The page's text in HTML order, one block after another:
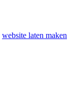
website laten maken